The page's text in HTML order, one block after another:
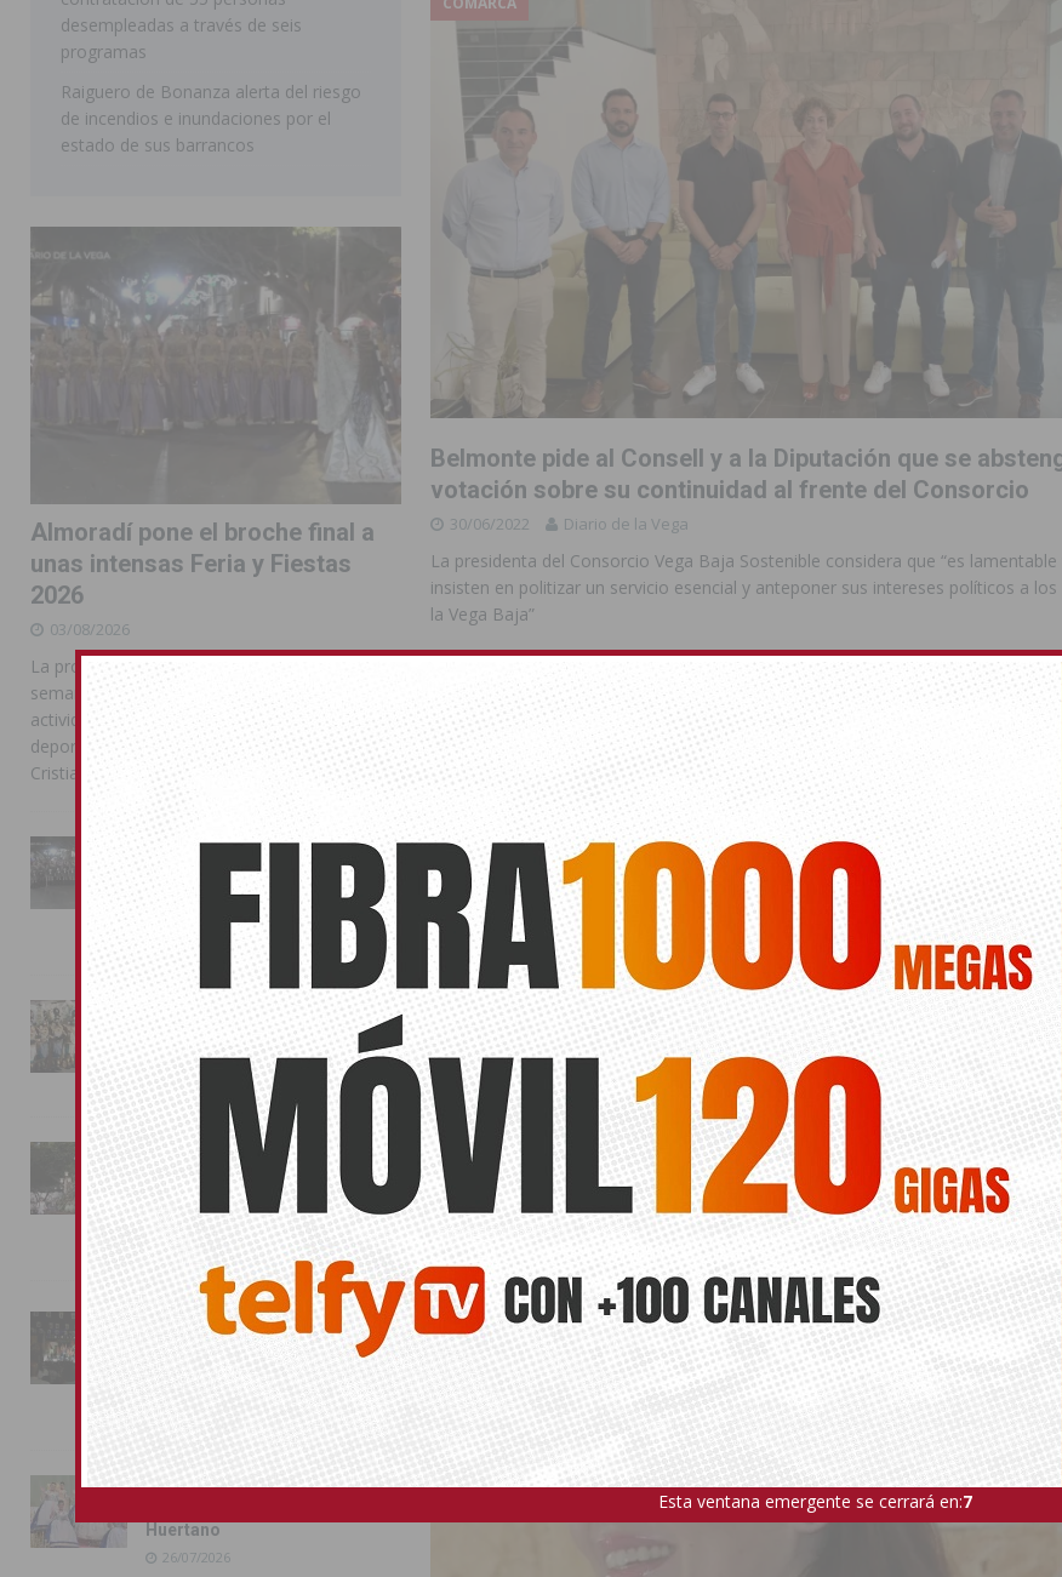
Belmonte pide al Consell y a la Diputación que se
votación sobre su continuidad al frente del Consorcio
30/06/2022 Diario de la Vega
La presidenta del Consorcio Vega Baja Sostenible considera que “es
insisten en politizar un servicio esencial y anteponer sus intereses políticos a
la Vega Baja”
TORREVIEJA
Emotivo homenaje a la profesora del Conservatorio de
Conchita Boj Andreu, por su jubilación
30/06/2022 Diario de la Vega
Ha sido profesora del Conservatorio Profesional de Música Francisco
años, 15 de ellos como responsable, fundadora y directora del Coro Maestro
BENEJUZAR
desempleadas a través de seis
programas
Raiguero de Bonanza alerta del riesgo
de incendios e inundaciones por el
estado de sus barrancos
Almoradí pone el broche final a
unas intensas Feria y Fiestas
2026
03/08/2026
La programación reunió durante más de una
semana actos institucionales, conciertos,
actividades familiares, competiciones
deportivas y las celebraciones de Moros y
Cristianos
La Entrada Cristiana llena de
esplendor las calles de
Almoradí en una multitudinaria
jornada festera
02/08/2026
La magia de la Entrada Mora
conquista las calles de
Almoradí
01/08/2026
La fiesta se adueña de
Almoradí con la presentación
de los cargos festeros y la
toma del castillo
31/07/2026
Pilar de la Horadada
conmemora con emoción el
40º aniversario de su
independencia como municipio
31/07/2026
Almoradí presume de raíces
Huertano
26/07/2026
Esta ventana emergente se cerrará en:5